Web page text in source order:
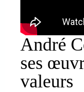
André
ses
valeurs